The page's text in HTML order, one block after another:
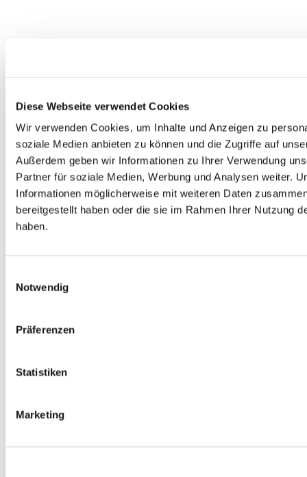
Diese Webseite verwendet Cookies
Wir verwenden Cookies, um Inhalte und Anzeigen zu
soziale Medien anbieten zu können und die Zugriffe auf
Außerdem geben wir Informationen zu Ihrer Verwendung
Partner für soziale Medien, Werbung und Analysen weiter.
Informationen möglicherweise mit weiteren Daten
bereitgestellt haben oder die sie im Rahmen Ihrer Nutzung
haben.
Notwendig
Präferenzen
Statistiken
Marketing
Jungscharen
sich.